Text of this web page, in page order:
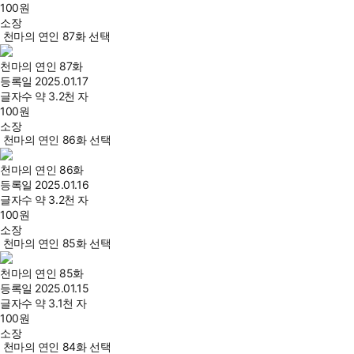
100원
소장
천마의 연인 87화 선택
천마의 연인 87화
등록일 2025.01.17
글자수 약 3.2천 자
100원
소장
천마의 연인 86화 선택
천마의 연인 86화
등록일 2025.01.16
글자수 약 3.2천 자
100원
소장
천마의 연인 85화 선택
천마의 연인 85화
등록일 2025.01.15
글자수 약 3.1천 자
100원
소장
천마의 연인 84화 선택